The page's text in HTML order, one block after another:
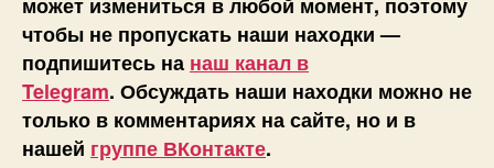
может измениться в любой момент, поэтому
чтобы не пропускать наши находки —
подпишитесь на наш канал в
Telegram. Обсуждать наши находки можно не
только в комментариях на сайте, но и в
нашей группе ВКонтакте.